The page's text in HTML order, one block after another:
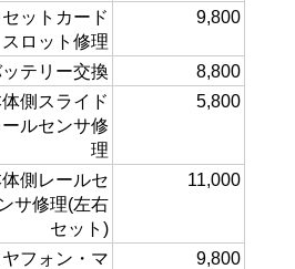
セットカード
スロット修理
9,800
テリー交換
8,800
側スライド
ールセンサ修
理
5,800
側レールセ
ンサ修理(左右
セット)
11,000
フォン・マ
9,800